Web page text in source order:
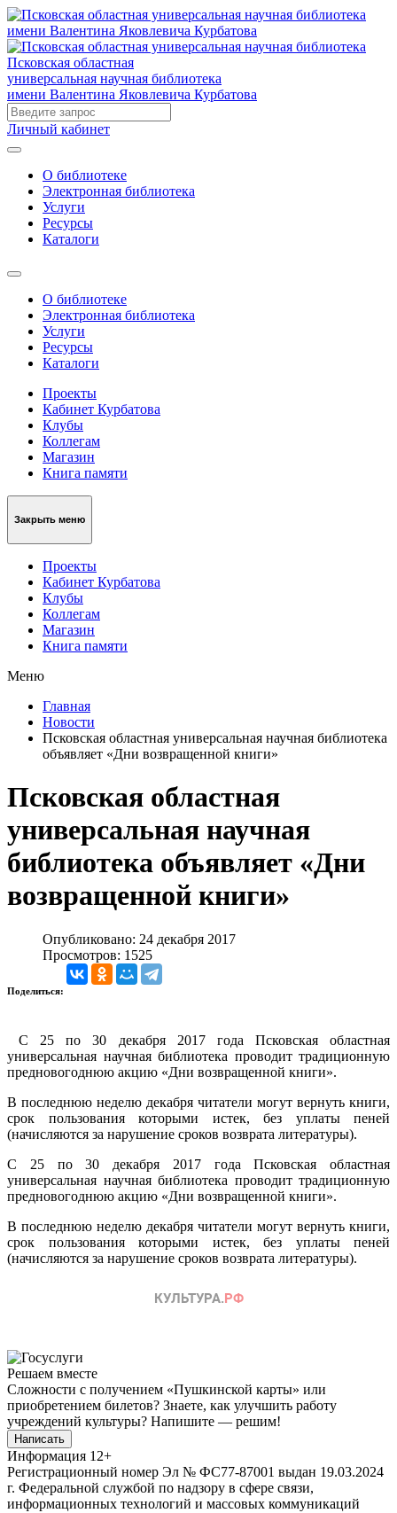
Псковская областная
универсальная научная библиотека
имени Валентина Яковлевича Курбатова
Личный кабинет
О библиотеке
Электронная библиотека
Услуги
Ресурсы
Каталоги
О библиотеке
Электронная библиотека
Услуги
Ресурсы
Каталоги
Проекты
Кабинет Курбатова
Клубы
Коллегам
Магазин
Книга памяти
Закрыть меню
Проекты
Кабинет Курбатова
Клубы
Коллегам
Магазин
Книга памяти
Меню
Главная
Новости
Псковская областная универсальная научная библиотека
объявляет «Дни возвращенной книги»
Псковская областная
универсальная научная
библиотека объявляет «Дни
возвращенной книги»
Опубликовано: 24 декабря 2017
Просмотров: 1525
Поделиться:
С 25 по 30 декабря 2017 года Псковская областная
универсальная научная библиотека проводит традиционную
предновогоднюю акцию «Дни возвращенной книги».
В последнюю неделю декабря читатели могут вернуть книги,
срок пользования которыми истек, без уплаты пеней
(начисляются за нарушение сроков возврата литературы).
С 25 по 30 декабря 2017 года Псковская областная
универсальная научная библиотека проводит традиционную
предновогоднюю акцию «Дни возвращенной книги».
В последнюю неделю декабря читатели могут вернуть книги,
срок пользования которыми истек, без уплаты пеней
(начисляются за нарушение сроков возврата литературы).
Решаем вместе
Сложности с получением «Пушкинской карты» или
приобретением билетов? Знаете, как улучшить работу
учреждений культуры? Напишите — решим!
Написать
Информация 12+
Регистрационный номер Эл № ФС77-87001 выдан 19.03.2024
г. Федеральной службой по надзору в сфере связи,
информационных технологий и массовых коммуникаций